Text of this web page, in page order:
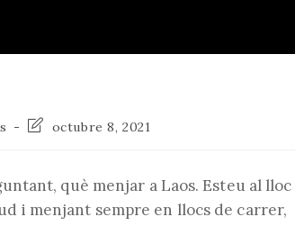
Última
l'entrada:
octubre 8, 2021
què menjar a Laos. Esteu al lloc
i menjant sempre en llocs de carrer,